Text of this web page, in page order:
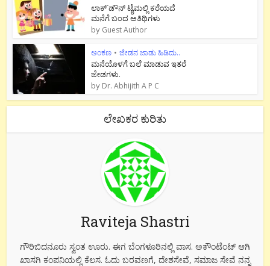
ಲಾಕ್`ಡೌನ್ ಟೈಮಲ್ಲಿ ಕರೆಯದೆ
ಮನೆಗೆ ಬಂದ ಅತಿಥಿಗಳು
by Guest Author
ಅಂಕಣ • ಜೇಡನ ಜಾಡು ಹಿಡಿದು..
ಮನೆಯೊಳಗೆ ಬಲೆ ಮಾಡುವ ಇತರೆ
ಜೇಡಗಳು.
by Dr. Abhijith A P C
ಲೇಖಕರ ಕುರಿತು
Raviteja Shastri
ಗೌರಿಬಿದನೂರು ಸ್ವಂತ ಊರು. ಈಗ ಬೆಂಗಳೂರಿನಲ್ಲಿ ವಾಸ. ಅಕೌಂಟೆಂಟ್ ಆಗಿ
ಖಾಸಗಿ ಕಂಪನಿಯಲ್ಲಿ ಕೆಲಸ. ಓದು ಬರವಣಗೆ, ದೇಶಸೇವೆ, ಸಮಾಜ ಸೇವೆ ನನ್ನ